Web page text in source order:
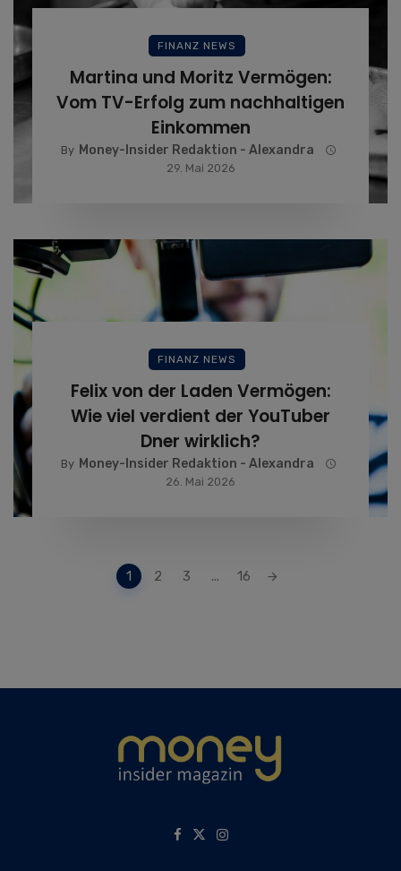
FINANZ NEWS
Martina und Moritz Vermögen:
Vom TV-Erfolg zum nachhaltigen
Einkommen
By Money-Insider Redaktion - Alexandra
29. Mai 2026
FINANZ NEWS
Felix von der Laden Vermögen:
Wie viel verdient der YouTuber
Dner wirklich?
By Money-Insider Redaktion - Alexandra
26. Mai 2026
1 2 3 ... 16